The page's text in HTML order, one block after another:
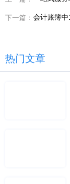
下一篇：
热门文章